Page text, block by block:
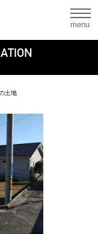
menu
土地